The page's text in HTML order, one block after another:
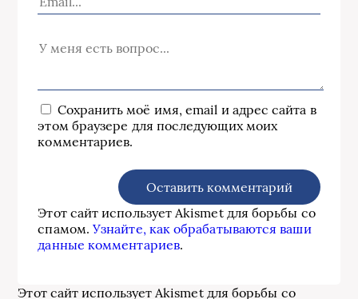
Сохранить моё имя, email и адрес сайта в
этом браузере для последующих моих
комментариев.
Этот сайт использует Akismet для борьбы со
спамом.Узнайте, как обрабатываются ваши
данные комментариев.
Этот сайт использует Akismet для борьбы со